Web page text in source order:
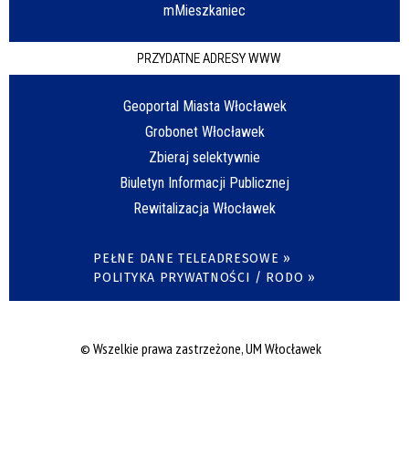
mMieszkaniec
PRZYDATNE ADRESY WWW
Geoportal Miasta Włocławek
Grobonet Włocławek
Zbieraj selektywnie
Biuletyn Informacji Publicznej
Rewitalizacja Włocławek
PEŁNE DANE TELEADRESOWE »
POLITYKA PRYWATNOŚCI / RODO »
© Wszelkie prawa zastrzeżone, UM Włocławek